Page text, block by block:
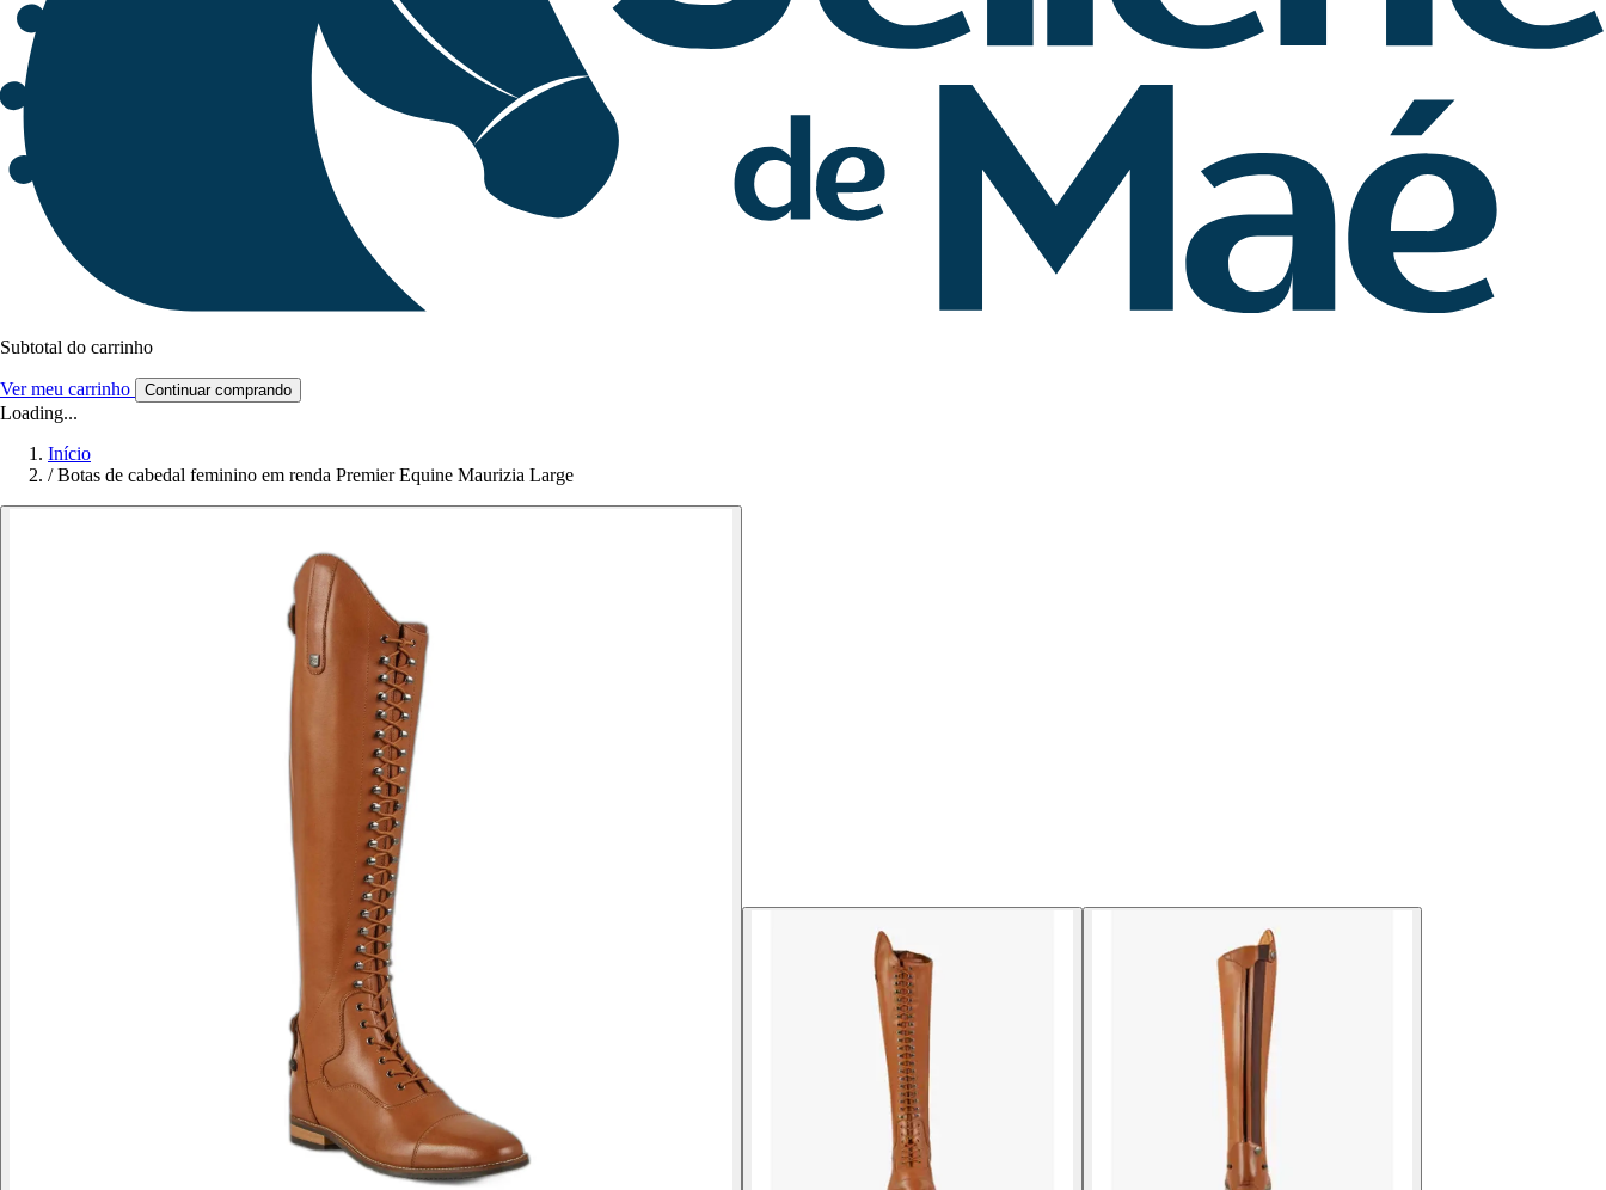
Subtotal do carrinho
Ver meu carrinho Continuar comprando
Loading...
Início
/ Botas de cabedal feminino em renda Premier Equine Maurizia Large